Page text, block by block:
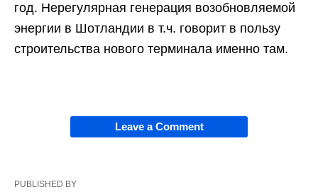
год. Нерегулярная генерация возобновляемой
энергии в Шотландии в т.ч. говорит в пользу
строительства нового терминала именно там.
Leave a Comment
PUBLISHED BY